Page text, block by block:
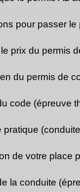
pour passer le
prix du permis
du permis de
code (épreuve
pratique
de votre place
la conduite